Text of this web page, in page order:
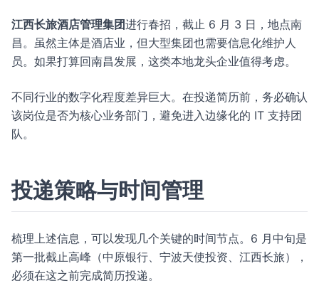
江西长旅酒店管理集团进行春招，截止 6 月 3 日，地点南
昌。虽然主体是酒店业，但大型集团也需要信息化维护人
员。如果打算回南昌发展，这类本地龙头企业值得考虑。
不同行业的数字化程度差异巨大。在投递简历前，务必确认
该岗位是否为核心业务部门，避免进入边缘化的 IT 支持团
队。
投递策略与时间管理
梳理上述信息，可以发现几个关键的时间节点。6 月中旬是
第一批截止高峰（中原银行、宁波天使投资、江西长旅），
必须在这之前完成简历投递。